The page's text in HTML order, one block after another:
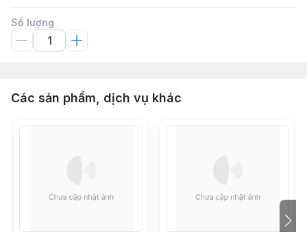
Số lượng
Các sản phẩm, dịch vụ khác